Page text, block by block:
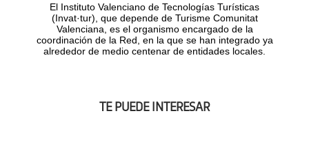
El Instituto Valenciano de Tecnologías Turísticas
(Invat·tur), que depende de Turisme Comunitat
Valenciana, es el organismo encargado de la
coordinación de la Red, en la que se han integrado ya
alrededor de medio centenar de entidades locales.
TE PUEDE INTERESAR